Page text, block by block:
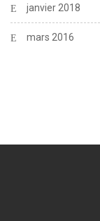
janvier 2018
mars 2016